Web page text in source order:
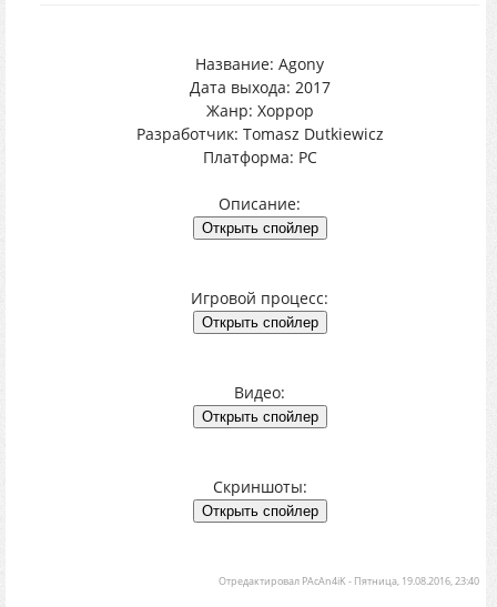
Название: Agony
Дата выхода: 2017
Жанр: Хоррор
Разработчик: Tomasz Dutkiewicz
Платформа: PC
Описание:
Игровой процесс:
Видео:
Скриншоты:
Отредактировал PAcAn4iK - Пятница, 19.08.2016, 23:40